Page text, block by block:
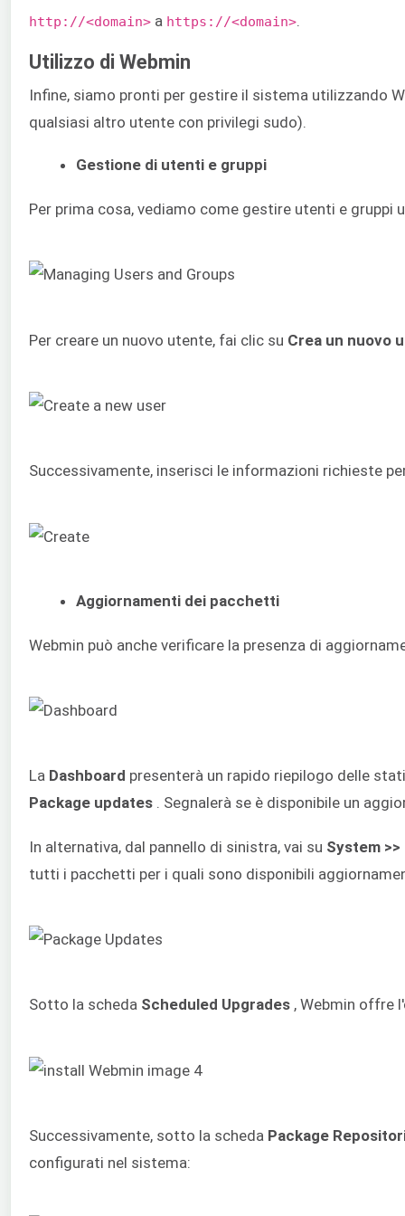
http://<domain> a https://<domain>
Utilizzo di Webmin
Infine, siamo pronti per gestire il sistema utilizzando
qualsiasi altro utente con privilegi sudo).
Gestione di utenti e gruppi
Per prima cosa, vediamo come gestire utenti e gruppi
Per creare un nuovo utente, fai clic su Crea un nuovo
Successivamente, inserisci le informazioni richieste
Aggiornamenti dei pacchetti
Webmin può anche verificare la presenza di
La Dashboard presenterà un rapido riepilogo delle
Package updates . Segnalerà se è disponibile un
In alternativa, dal pannello di sinistra, vai su System
tutti i pacchetti per i quali sono disponibili
Sotto la scheda Scheduled Upgrades , Webmin offre
Successivamente, sotto la scheda Package
configurati nel sistema: